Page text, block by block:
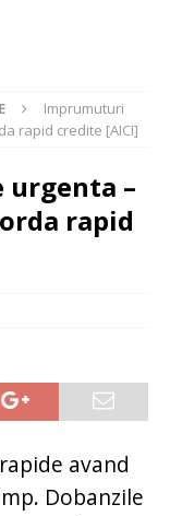
Imprumuturi
rapid credite [AICI]
–
rapid
avand
Dobanzile